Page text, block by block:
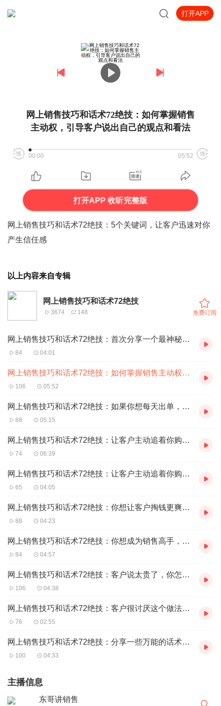
打开APP
网上销售技巧和话术72绝技：如何掌握销售
主动权，引导客户说出自己的观点和看法
00:00 05:52
打开APP 收听完整版
网上销售技巧和话术72绝技：5个关键词，让客户迅速对你
产生信任感
以上内容来自专辑
网上销售技巧和话术72绝技
3674 148 免费订阅
网上销售技巧和话术72绝技：首次分享一个最神秘的，赚大钱的思维
84 04:01
网上销售技巧和话术72绝技：如何掌握销售主动权，引导客户说出自己的观点和看法
106 05:52
网上销售技巧和话术72绝技：如果你想每天出单，每天都成交客户，一定要做好这个准备工
88 05:15
网上销售技巧和话术72绝技：让客户主动追着你购买的5个方法，学会一个就足够了
74 06:39
网上销售技巧和话术72绝技：让客户主动追着你购买，你必须具备这一点
65 04:05
网上销售技巧和话术72绝技：你想让客户掏钱更爽快点？试试这个成交技巧
88 04:23
网上销售技巧和话术72绝技：你想成为销售高手，必须知道这三个真相
84 04:57
网上销售技巧和话术72绝技：客户说太贵了，你怎么应对
106 04:38
网上销售技巧和话术72绝技：客户很讨厌这个做法，很多微商的都在用
76 02:55
网上销售技巧和话术72绝技：分享一些万能的话术，可应对客户任何的质疑，怀疑等问题
100 04:33
主播信息
东哥讲销售